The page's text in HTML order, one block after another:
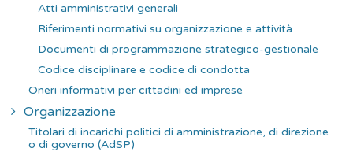
Atti amministrativi generali
Riferimenti normativi su organizzazione e attività
Documenti di programmazione strategico-gestionale
Codice disciplinare e codice di condotta
Oneri informativi per cittadini ed imprese
Organizzazione
Titolari di incarichi politici di amministrazione, di direzione
o di governo (AdSP)